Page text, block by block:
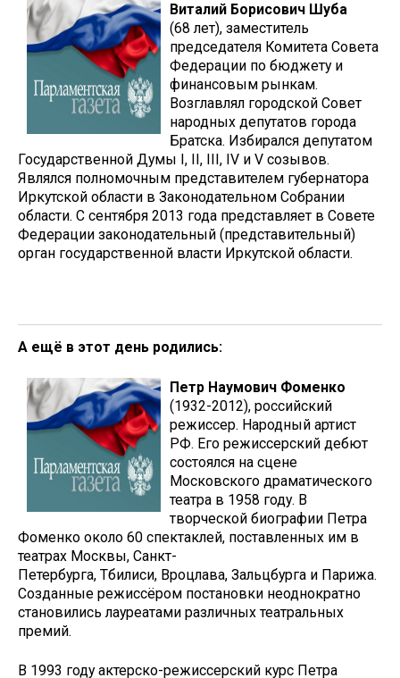
Виталий Борисович Шуба
(68 лет), заместитель
председателя Комитета Совета
Федерации по бюджету и
финансовым рынкам.
Возглавлял городской Совет
народных депутатов города
Братска. Избирался депутатом
Государственной Думы I, II, III, IV и V созывов.
Являлся полномочным представителем губернатора
Иркутской области в Законодательном Собрании
области. С сентября 2013 года представляет в Совете
Федерации законодательный (представительный)
орган государственной власти Иркутской области.
А ещё в этот день родились:
Петр Наумович Фоменко
(1932-2012), рос­сийский
режиссер. Народный артист
РФ. Его режиссерский дебют
состоялся на сцене
Московского драматического
театра в 1958 году. В
творческой биографии Петра
Фоменко около 60 спектаклей, поставленных им в
театрах Москвы, Санкт-
Петербурга, Тбилиси, Вроцлава, Зальцбурга и Парижа.
Созданные режиссёром постановки неоднократно
становились лауреатами различных театральных
премий.
В 1993 году актерско-режиссерский курс Петра